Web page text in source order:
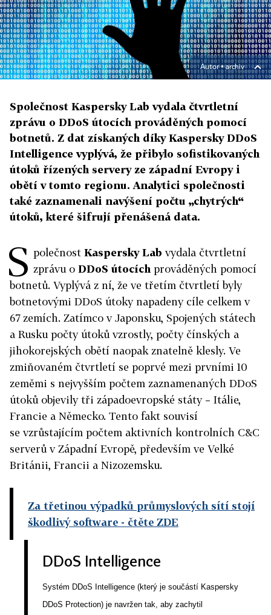
Autor ▪archiv
Společnost Kaspersky Lab vydala čtvrtletní
zprávu o DDoS útocích prováděných pomocí
botnetů. Z dat získaných díky Kaspersky DDoS
Intelligence vyplývá, že přibylo sofistikovaných
útoků řízených servery ze západní Evropy i
obětí v tomto regionu. Analytici společnosti
také zaznamenali navýšení počtu „chytrých“
útoků, které šifrují přenášená data.
S polečnost Kaspersky Lab vydala čtvrtletní
zprávu o DDoS útocích prováděných pomocí
botnetů. Vyplývá z ní, že ve třetím čtvrtletí byly
botnetovými DDoS útoky napadeny cíle celkem v
67 zemích. Zatímco v Japonsku, Spojených státech
a Rusku počty útoků vzrostly, počty čínských a
jihokorejských obětí naopak znatelně klesly. Ve
zmiňovaném čtvrtletí se poprvé mezi prvními 10
zeměmi s nejvyšším počtem zaznamenaných DDoS
útoků objevily tři západoevropské státy – Itálie,
Francie a Německo. Tento fakt souvisí
se vzrůstajícím počtem aktivních kontrolních C&C
serverů v Západní Evropě, především ve Velké
Británii, Francii a Nizozemsku.
Za třetinou výpadků průmyslových sítí stojí
škodlivý software - čtěte ZDE
DDoS Intelligence
Systém DDoS Intelligence (který je součástí Kaspersky
DDoS Protection) je navržen tak, aby zachytil